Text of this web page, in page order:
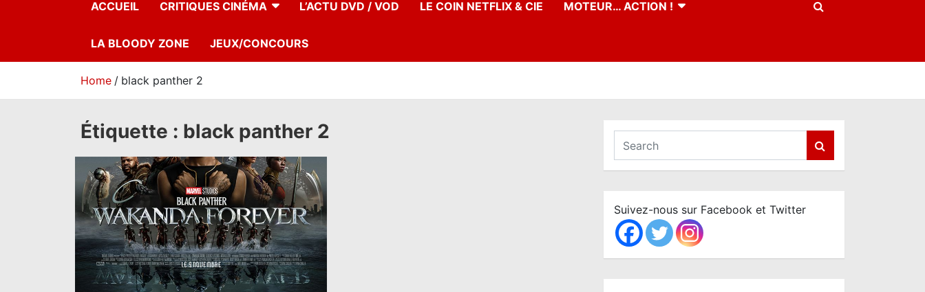
ACCUEIL CRITIQUES CINÉMA L’ACTU DVD / VOD LE COIN NETFLIX & CIE MOTEUR… ACTION !
LA BLOODY ZONE JEUX/CONCOURS
Home black panther 2
Étiquette : black panther 2
a
c
h
Suivez-nous sur Facebook et Twitter